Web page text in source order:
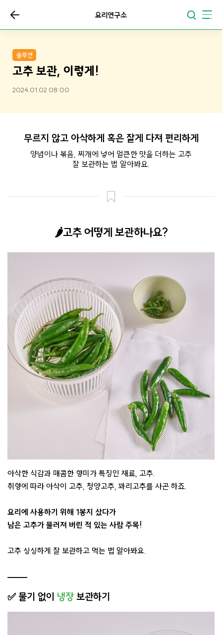
요리연구소
솔루션
고추 보관, 이렇게!
2024.01.02 08:00
무르지 않고 아삭하게 혹은 잘게 다져 편리하게
양념이나 볶음, 찌개에 넣어 얼큰한 맛을 더하는 고추
잘 보관하는 법 알아봐요.
🌶️고추 어떻게 보관하나요?
아삭한 식감과 매콤한 향미가 특징인 재료, 고추.
취향에 따라 아삭이 고추, 청양고추, 꽈리고추를 사곤 하죠.
요리에 사용하기 위해 1봉지 샀다가
남은 고추가 물러져 버린 적 있는 사람 주목!
고추 싱싱하게 잘 보관하고 먹는 법 알아봐요.
✅ 물기 없이 냉장 보관하기